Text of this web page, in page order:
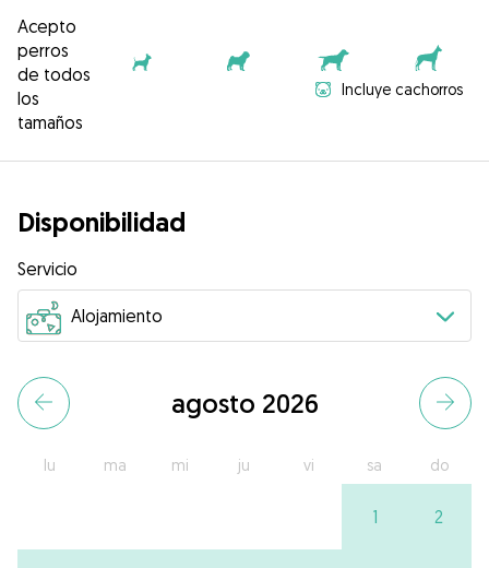
Acepto
perros
de todos
los
tamaños
Incluye cachorros
Disponibilidad
Servicio
agosto 2026
lu ma mi ju vi sa do
1 2